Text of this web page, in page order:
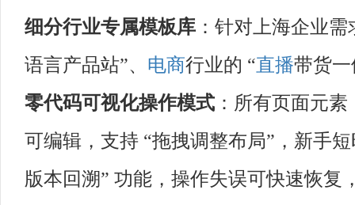
细分行业专属模板库 ：针对上海企业
语言产品站”、 电商行业的 “直播带货
零代码可视化操作模式 ：所有页面元
可编辑，支持 “拖拽调整布局”，新手
版本回溯” 功能，操作失误可快速恢复